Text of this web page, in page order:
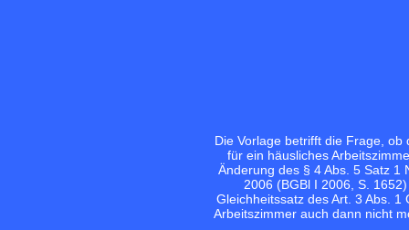
Die Vorlage betrifft die Frage,
für ein häusliches
Änderung des § 4 Abs. 5 Satz 1
2006 (BGBl I 2006, S. 1652
Gleichheitssatz des Art. 3 Abs.
Arbeitszimmer auch dann nicht